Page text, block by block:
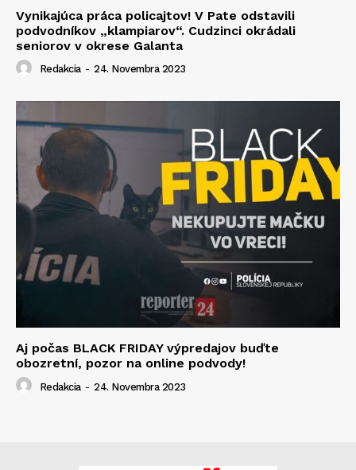
Vynikajúca práca policajtov! V Pate odstavili
podvodníkov „klampiarov“. Cudzinci okrádali
seniorov v okrese Galanta
Redakcia - 24. Novembra 2023
Aj počas BLACK FRIDAY výpredajov buďte
obozretní, pozor na online podvody!
Redakcia - 24. Novembra 2023